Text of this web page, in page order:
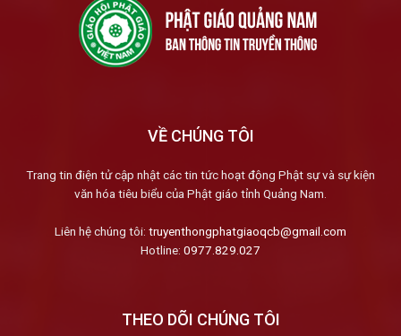
VỀ CHÚNG TÔI
Trang tin điện tử cập nhật các tin tức hoạt động Phật sự và sự kiện
văn hóa tiêu biểu của Phật giáo tỉnh Quảng Nam.
Liên hệ chúng tôi: truyenthongphatgiaoqcb@gmail.com
Hotline: 0977.829.027
THEO DÕI CHÚNG TÔI